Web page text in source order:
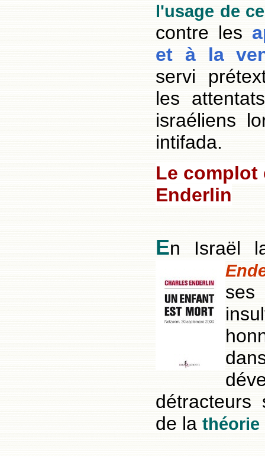
l'usage de
contre les
et à la
servi
les
israéliens
intifada.
Le complot
Enderlin
En Israël
détracteurs
de la théorie